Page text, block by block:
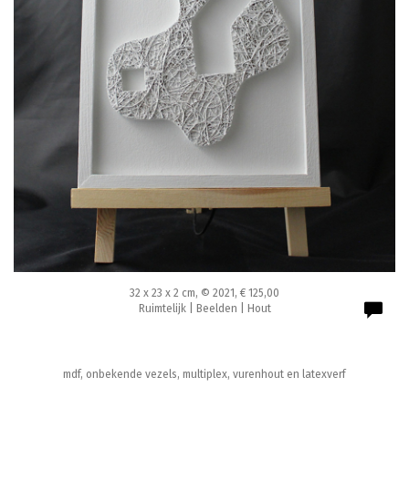
32 x 23 x 2 cm, © 2021, € 125,00
Ruimtelijk | Beelden | Hout
mdf, onbekende vezels, multiplex, vurenhout en latexverf